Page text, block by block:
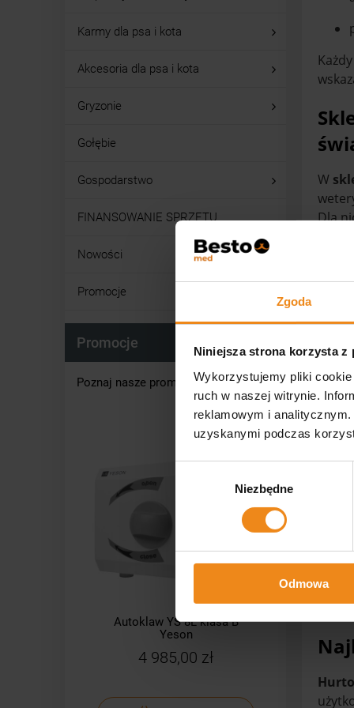
Zgoda
Niniejsza strona korzysta z
Wykorzystujemy pliki
ruch w naszej witrynie.
reklamowym i
uzyskanymi podczas
Niezbędne
Odmowa
Karmy dla psa i kota
Akcesoria dla psa i kota
Gryzonie
Gołębie
Gospodarstwo
FINANSOWANIE SPRZĘTU
Nowości
Promocje
Promocje
Poznaj nasze promocje!
Autoklaw YS 8L klasa B
Yeson
4 985,00 zł
W
Dla